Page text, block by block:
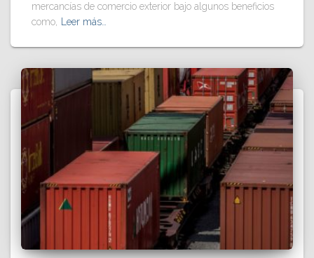
mercancías de comercio exterior bajo algunos beneficios
como, Leer más…